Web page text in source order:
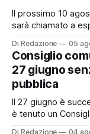
Il prossimo 10
sarà chiamato a
possibile adesione
“rottamazione
Riscossione.
Di Redazione 05
Consiglio
27 giugno
pubblica
Il 27 giugno è
è tenuto un
Di Redazione 04